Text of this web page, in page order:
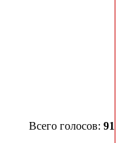
Всего голосов: 91